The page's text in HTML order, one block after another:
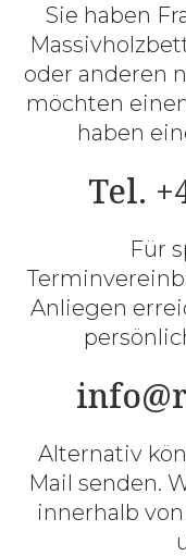
Sie haben
oder anderen
möchten
haben
Tel.
Für
Anliegen
Alternativ
Mail senden.
innerhalb